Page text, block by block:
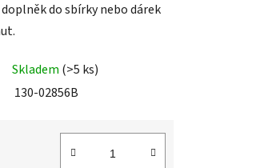
do sbírky nebo dárek
Skladem (>5 ks)
130-02856B